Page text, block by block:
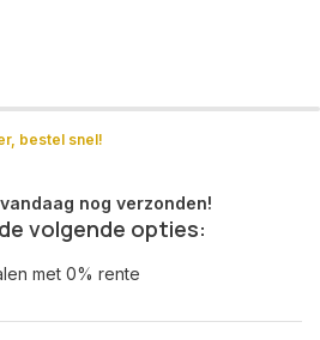
bestel snel!
nog verzonden!
volgende opties:
met 0% rente